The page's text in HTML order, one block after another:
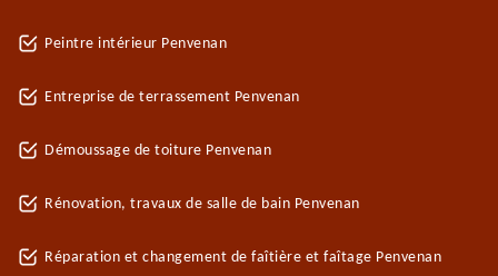
Peintre intérieur Penvenan
Entreprise de terrassement Penvenan
Démoussage de toiture Penvenan
Rénovation, travaux de salle de bain Penvenan
Réparation et changement de faîtière et faîtage Penvenan